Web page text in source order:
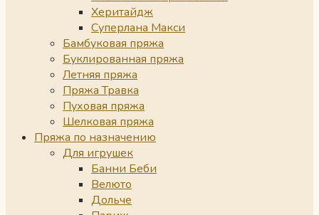
Херитайдж
Суперлана Макси
Бамбуковая пряжа
Буклированная пряжа
Летняя пряжа
Пряжа Травка
Пуховая пряжа
Шелковая пряжа
Пряжа по назначению
Для игрушек
Банни Беби
Велюто
Дольче